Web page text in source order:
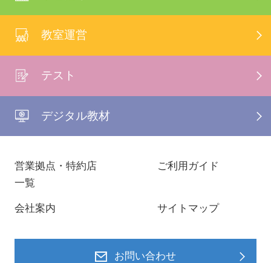
教室運営
テスト
デジタル教材
営業拠点・特約店
一覧
ご利用ガイド
会社案内 サイトマップ
お問い合わせ